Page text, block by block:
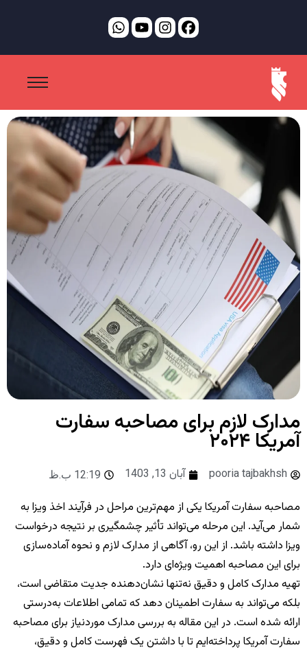
مدارک لازم برای مصاحبه سفارت
آمریکا ۲۰۲۴
pooria tajbakhsh آبان 13, 1403 12:19 ب.ظ
مصاحبه سفارت آمریکا یکی از مهم‌ترین مراحل در فرآیند اخذ ویزا به
شمار می‌آید. این مرحله می‌تواند تأثیر چشمگیری بر نتیجه درخواست
ویزا داشته باشد. از این رو، آگاهی از مدارک لازم و نحوه آماده‌سازی
برای این مصاحبه اهمیت ویژه‌ای دارد.
تهیه مدارک کامل و دقیق نه‌تنها نشان‌دهنده جدیت متقاضی است،
بلکه می‌تواند به سفارت اطمینان دهد که تمامی اطلاعات به‌درستی
ارائه شده است. در این مقاله به بررسی مدارک موردنیاز برای مصاحبه
سفارت آمریکا پرداخته‌ایم تا با داشتن یک فهرست کامل و دقیق،